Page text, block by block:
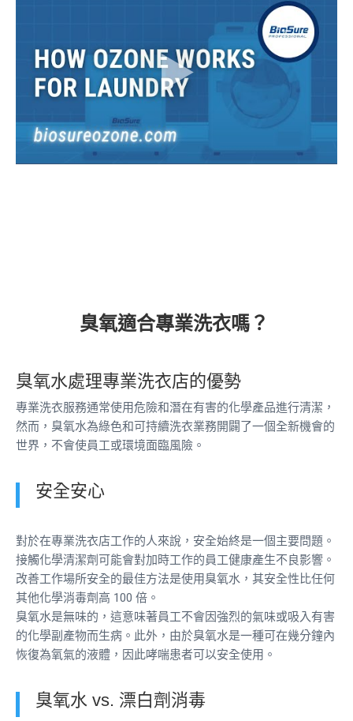
臭氧適合專業洗衣嗎？
臭氧水處理專業洗衣店的優勢
專業洗衣服務通常使用危險和潛在有害的化學產品進行清潔，
然而，臭氧水為綠色和可持續洗衣業務開闢了一個全新機會的
世界，不會使員工或環境面臨風險。
安全安心
對於在專業洗衣店工作的人來說，安全始終是一個主要問題。
接觸化學清潔劑可能會對加時工作的員工健康產生不良影響。
改善工作場所安全的最佳方法是使用臭氧水，其安全性比任何
其他化學消毒劑高 100 倍。
臭氧水是無味的，這意味著員工不會因強烈的氣味或吸入有害
的化學副產物而生病。此外，由於臭氧水是一種可在幾分鐘內
恢復為氧氣的液體，因此哮喘患者可以安全使用。
臭氧水 vs. 漂白劑消毒